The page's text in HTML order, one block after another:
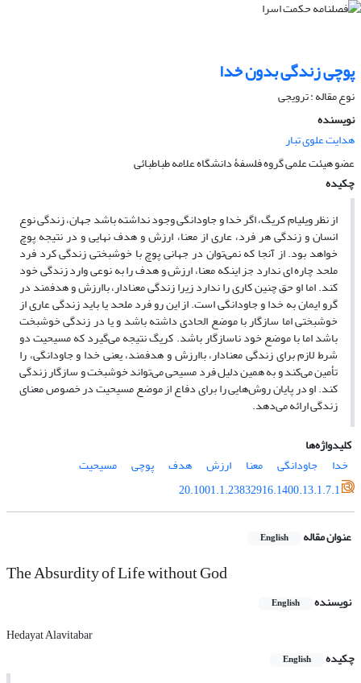
پوچی زندگی بدون خدا
نوع مقاله : ترویجی
نویسنده
هدایت علوی تبار
عضو هیئت علمی گروه فلسفۀ دانشگاه علامه طباطبائی
چکیده
از نظر ویلیام کریگ، اگر خدا و جاودانگی وجود نداشته باشد جهان، زندگی نوع
انسان و زندگی هر فرد، عاری از معنا، ارزش و هدف نهایی و در نتیجه پوچ
خواهد بود. از آنجا که نمی‌توان در جهانی پوچ با خوشبختی زندگی کرد فرد
ملحد چاره ای ندارد جز اینکه معنا، ارزش و هدف را به نوعی وارد زندگی خود
کند. اما او حق چنین کاری را ندارد زیرا زندگی معنادار، باارزش و هدفمند در
گرو ایمان به خدا و جاودانگی است. از این رو فرد ملحد یا باید زندگی عاری از
خوشبختی اما سازگار با موضع الحادی داشته باشد و یا در زندگی خوشبخت
باشد اما با موضع خود ناسازگار باشد. کریگ نتیجه می‌گیرد که مسیحیت دو
شرط لازم برای زندگی معنادار، باارزش و هدفمند، یعنی خدا و جاودانگی، را
تأمین می‌کند و به همین دلیل فرد مسیحی می‌تواند خوشبخت و سازگار زندگی
کند. او در پایان روش‌هایی را برای دفاع از موضع مسیحیت در خصوص معنای
زندگی ارائه می‌دهد.
کلیدواژه‌ها
خدا
جاودانگی معنا ارزش هدف پوچی
مسیحیت
20.1001.1.23832916.1400.13.1.7.1
عنوان مقاله English
The Absurdity of Life without God
نویسنده English
Hedayat Alavitabar
چکیده
English